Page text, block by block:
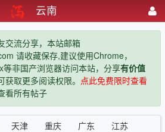
云南
交流分享，本站邮箱
请收藏保存,建议使用Chrome，
非国产浏览器访问本站，分享有价值
取更多阅读权限。 点此免费限时查看
看所有帖子
天津 重庆 广东
江苏